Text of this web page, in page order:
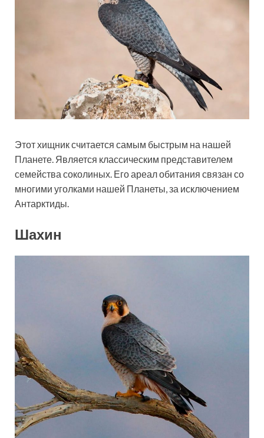
Этот хищник считается самым быстрым на нашей
Планете. Является классическим представителем
семейства соколиных. Его ареал обитания связан со
многими уголками нашей Планеты, за исключением
Антарктиды.
Шахин